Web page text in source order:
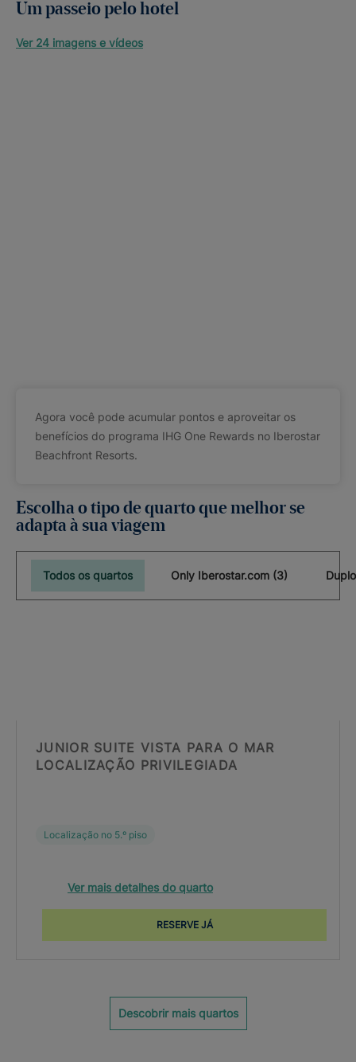
Um passeio pelo hotel
Ver 24 imagens e vídeos
Agora você pode acumular pontos e aproveitar os
benefícios do programa IHG One Rewards no Iberostar
Beachfront Resorts.
Escolha o tipo de quarto que melhor se
adapta à sua viagem
Todos os quartos Only Iberostar.com (3)
JUNIOR SUITE VISTA PARA O MAR
LOCALIZAÇÃO PRIVILEGIADA
Localização no 5.º piso
Ver mais detalhes do quarto
RESERVE JÁ
Descobrir mais quartos